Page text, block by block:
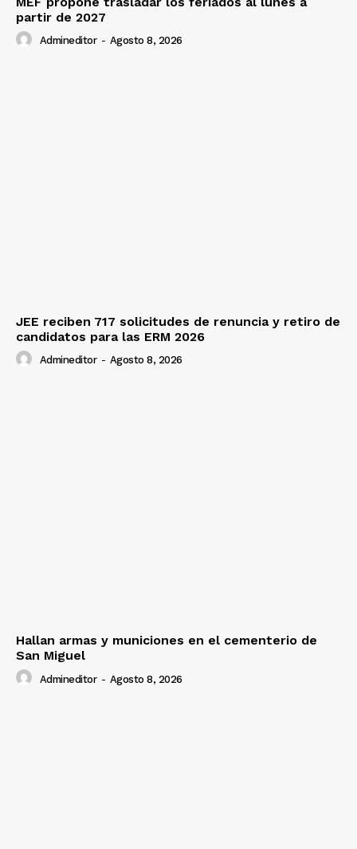
Diario los Andes
partir de 2027
Admineditor - Agosto 8, 2026
JEE reciben 717 solicitudes de renuncia y retiro de
candidatos para las ERM 2026
Admineditor - Agosto 8, 2026
Hallan armas y municiones en el cementerio de
San Miguel
Admineditor - Agosto 8, 2026